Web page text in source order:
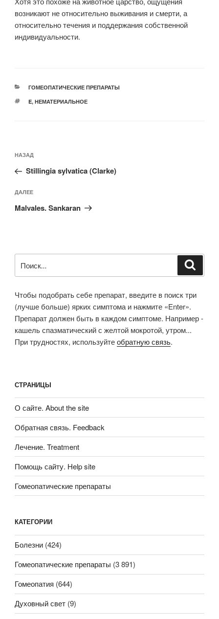
возникают не относительно выживания и смерти, а
относительно течения и поддержания собственной
индивидуальности.
РУБРИКИ
ГОМЕОПАТИЧЕСКИЕ ПРЕПАРАТЫ
МЕТКИ
E, НЕМАТЕРИАЛЬНОЕ
по
записям
Предыдущая
запись:
НАЗАД
Stillingia sylvatica (Clarke)
Следующая
запись
ДАЛЕЕ
Malvales. Sankaran
Чтобы подобрать себе препарат, введите в поиск три
(лучше больше) ярких симптома и нажмите «Enter».
Препарат должен быть в каждом симптоме. Например -
кашель спазматический с желтой мокротой, утром...
При трудностях, используйтеобратную связь.
СТРАНИЦЫ
О сайте. About the site
Обратная связь. Feedback
Лечение. Treatment
Помощь сайту. Help site
Гомеопатические препараты
КАТЕГОРИИ
Болезни (424)
Гомеопатические препараты (3 891)
Гомеопатия (644)
Духовный свет (9)